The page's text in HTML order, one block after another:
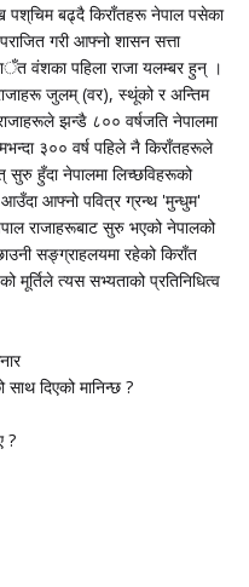
पश्‍चिम बढ्दै किराँतहरू नेपाल पसेका
गरी आफ्नो शासन सत्ता
ँत वंशका पहिला राजा यलम्बर हुन् ।
जुलम् (वर), स्थूंको र अन्तिम
झन्डै ८०० वर्षजति नेपालमा
३०० वर्ष पहिले नै किराँतहरूले
सुरु हुँदा नेपालमा लिच्छविहरूको
आफ्नो पवित्र ग्रन्थ 'मुन्धुम'
पाल राजाहरूबाट सुरु भएको नेपालको
सङ्ग्राहलयमा रहेको किराँत
मूर्तिले त्यस सभ्यताको प्रतिनिधित्व
साथ दिएको मानिन्छ ?
?